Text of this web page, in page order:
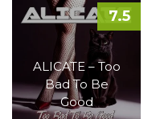
ALICATE – Too
Bad To Be
Good
7.5